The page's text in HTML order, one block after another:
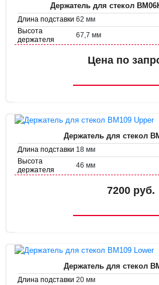
Держатель для стекол
Длина подставки 62 мм
Высота
держателя
67,7 мм
Цена по
Держатель для стекол
Длина подставки 18 мм
Высота
держателя
46 мм
7200 руб.
Держатель для стекол
Длина подставки 20 мм